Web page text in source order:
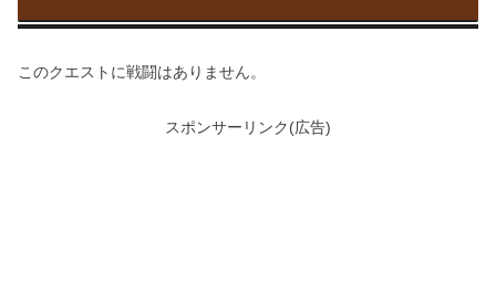
このクエストに戦闘はありません。
スポンサーリンク(広告)